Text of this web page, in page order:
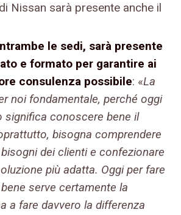
Nissan sarà presente anche il
le sedi, sarà presente
e formato per garantire ai
consulenza possibile: «La
noi fondamentale, perché oggi
significa conoscere bene il
bisogna comprendere
dei clienti e confezionare
più adatta. Oggi per fare
serve certamente la
a fare davvero la differenza